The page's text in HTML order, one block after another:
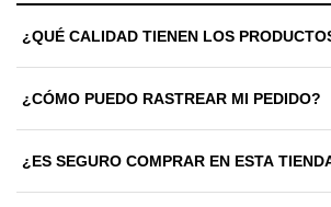
¿QUÉ CALIDAD TIENEN LOS
estándares de fabricación premium. Cada
pasa por un control de calidad riguroso
para garantizar durabilidad y confort
¿CÓMO PUEDO RASTREAR MI PEDIDO?
correo electrónico con tu número de guía y
rastreo en tiempo real para que sepas
¿ES SEGURO COMPRAR EN ESTA